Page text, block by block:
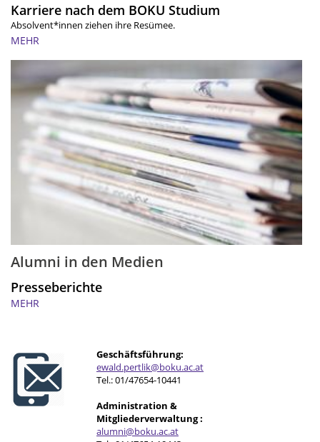
Karriere nach dem BOKU Studium
Absolvent*innen ziehen ihre Resümee.
MEHR
Alumni in den Medien
Presseberichte
MEHR
Geschäftsführung:
ewald.pertlik@boku.ac.at
Tel.: 01/47654-10441
Administration &
Mitgliederverwaltung :
alumni@boku.ac.at